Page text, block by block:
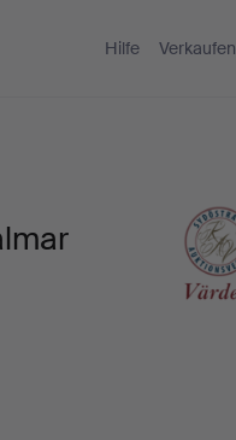
Hilfe Verkaufen